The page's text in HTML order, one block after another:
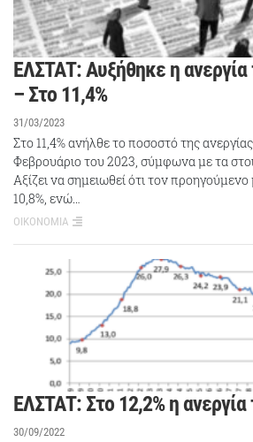
ΕΛΣΤΑΤ: Αυξήθηκε η
– Στο 11,4%
31/03/2023
Στο 11,4% ανήλθε το ποσοστό της
Φεβρουάριο του 2023, σύμφωνα με τα
Αξίζει να σημειωθεί ότι τον
10,8%, ενώ…
ΟΙΚΟΝΟΜΙΑ
ΕΛΣΤΑΤ: Στο 12,2% η
30/09/2022